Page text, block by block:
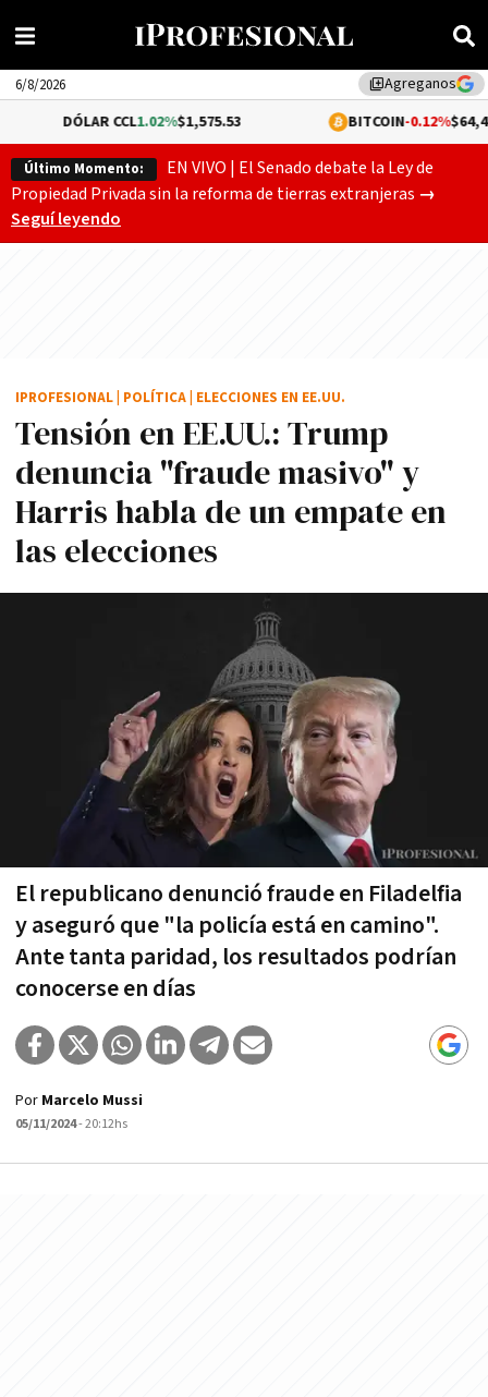
library_addAgreganos
6/8/2026
1.02%$1,575.53 -0.12%$64,462.55
Último Momento:
EN VIVO | El Senado debate la Ley de
Propiedad Privada sin la reforma de tierras extranjeras →
Seguí leyendo
Tensión en EE.UU.: Trump
denuncia "fraude masivo" y
Harris habla de un empate en
las elecciones
El republicano denunció fraude en Filadelfia
y aseguró que "la policía está en camino".
Ante tanta paridad, los resultados podrían
conocerse en días
IPROFESIONAL POLÍTICA ELECCIONES EN EE.UU.
Por Marcelo Mussi
05/11/2024- 20:12hs